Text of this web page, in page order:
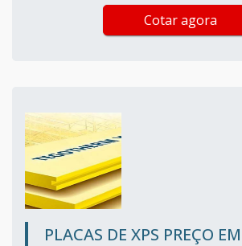
Cotar agora
PLACAS DE XPS PREÇO